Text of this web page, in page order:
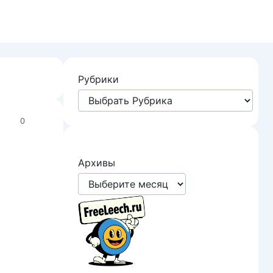
0
Рубрики
Архивы